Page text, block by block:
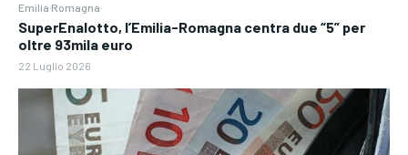
Emilia Romagna
SuperEnalotto, l’Emilia-Romagna centra due “5” per
oltre 93mila euro
22 Luglio 2026